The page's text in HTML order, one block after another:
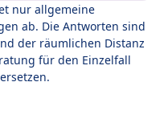
nur allgemeine
ab. Die Antworten sind
der räumlichen Distanz
für den Einzelfall